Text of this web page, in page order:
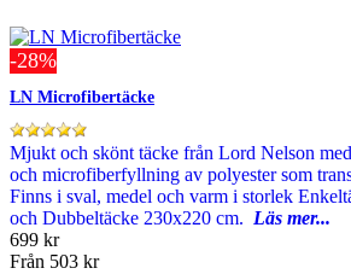
-28%
LN Microfibertäcke
Mjukt och skönt täcke från Lord Nelson
och microfiberfyllning av polyester som
Finns i sval, medel och varm i storlek
och Dubbeltäcke 230x220 cm. Läs mer...
699 kr
Från 503 kr